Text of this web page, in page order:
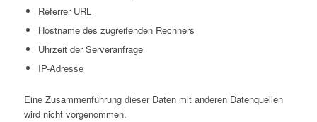
Referrer URL
Hostname des zugreifenden Rechners
Uhrzeit der Serveranfrage
IP-Adresse
Eine Zusammenführung dieser Daten mit anderen Datenquellen
wird nicht vorgenommen.